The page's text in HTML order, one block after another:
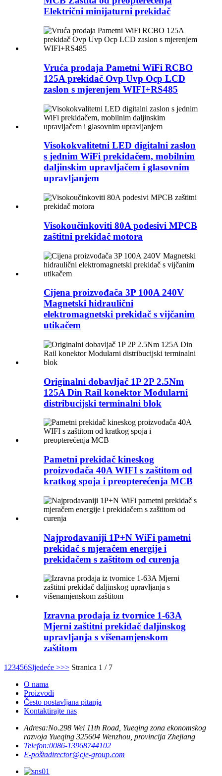
Električni minijaturni prekidač
Vruća prodaja Pametni WiFi RCBO
125A prekidač Ovp Uvp Ocp LCD
zaslon s mjerenjem WIFI+RS485
Visokokvalitetni LED digitalni zaslon
s jednim WiFi prekidačem, mobilnim
daljinskim upravljačem i glasovnim
upravljanjem
Visokoučinkoviti 80A podesivi MPCB
zaštitni prekidač motora
Cijena proizvođača 3P 100A 240V
Magnetski hidraulični
elektromagnetski prekidač s vijčanim
utikačem
Originalni dobavljač 1P 2P 2.5Nm
125A Din Rail konektor Modularni
distribucijski terminalni blok
Pametni prekidač kineskog
proizvođača 40A WIFI s zaštitom od
kratkog spoja i preopterećenja MCB
Najprodavaniji 1P+N WiFi pametni
prekidač s mjeračem energije i
prekidačem s zaštitom od curenja
Izravna prodaja iz tvornice 1-63A
Mjerni zaštitni prekidač daljinskog
upravljanja s višenamjenskom
zaštitom
1 23456Sljedeće >>> Stranica 1 / 7
O nama
Proizvodi
Često postavljana pitanja
Kontaktirajte nas
Adresa:No.298 Wei 11th Road, Yueqing zona ekonomskog
razvoja Yueqing 325604 Wenzhou, provincija Zhejiang
Telefon:0086-13968744102
E-poštadirector@cje-group.com